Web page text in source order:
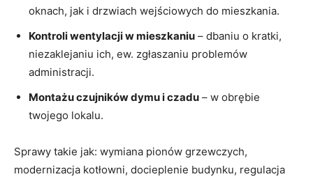
oknach, jak i drzwiach wejściowych do mieszkania.
Kontroli wentylacji w mieszkaniu – dbaniu o kratki,
niezaklejaniu ich, ew. zgłaszaniu problemów
administracji.
Montażu czujników dymu i czadu – w obrębie
twojego lokalu.
Sprawy takie jak: wymiana pionów grzewczych,
modernizacja kotłowni, docieplenie budynku, regulacja